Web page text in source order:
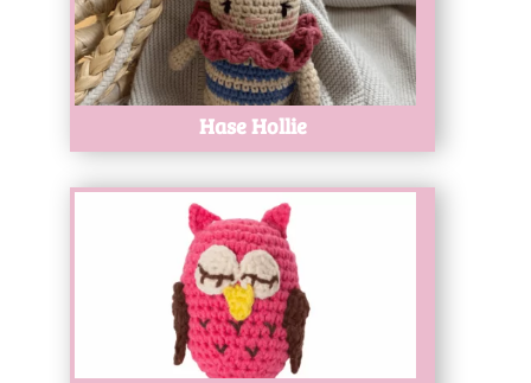
Hase Hollie